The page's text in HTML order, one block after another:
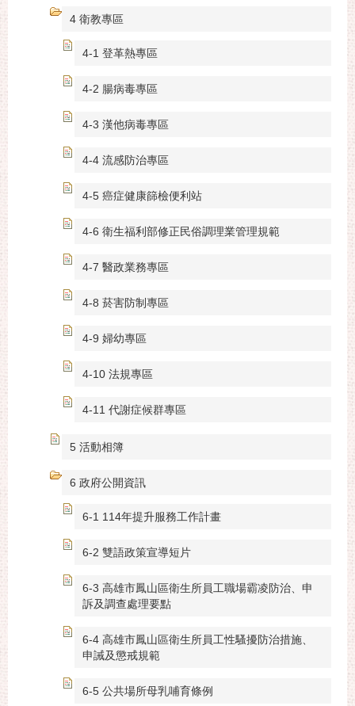
4 衛教專區
4-1 登革熱專區
4-2 腸病毒專區
4-3 漢他病毒專區
4-4 流感防治專區
4-5 癌症健康篩檢便利站
4-6 衛生福利部修正民俗調理業管理規範
4-7 醫政業務專區
4-8 菸害防制專區
4-9 婦幼專區
4-10 法規專區
4-11 代謝症候群專區
5 活動相簿
6 政府公開資訊
6-1 114年提升服務工作計畫
6-2 雙語政策宣導短片
6-3 高雄市鳳山區衛生所員工職場霸凌防治、申
訴及調查處理要點
6-4 高雄市鳳山區衛生所員工性騷擾防治措施、
申誡及懲戒規範
6-5 公共場所母乳哺育條例